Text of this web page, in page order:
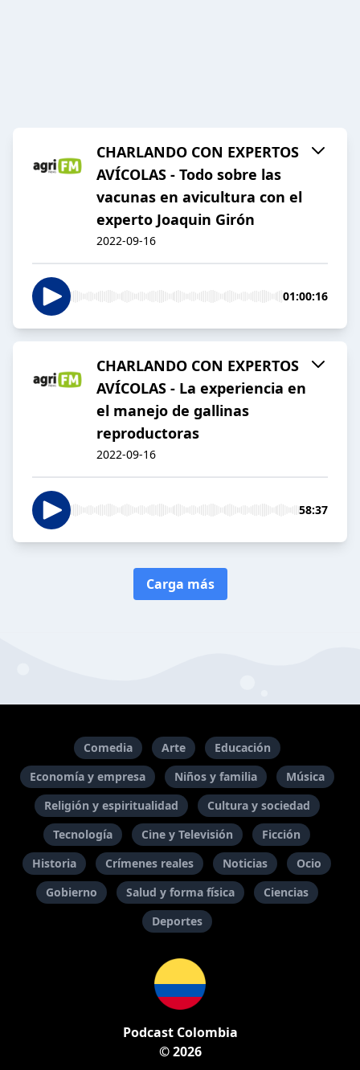
CHARLANDO CON EXPERTOS
AVÍCOLAS - Todo sobre las
vacunas en avicultura con el
experto Joaquin Girón
2022-09-16
01:00:16
CHARLANDO CON EXPERTOS
AVÍCOLAS - La experiencia en
el manejo de gallinas
reproductoras
2022-09-16
58:37
Carga más
Comedia Arte
Educación
Economía y empresa
Niños y familia
Música
Religión y espiritualidad
Cultura y sociedad
Tecnología
Cine y Televisión
Ficción
Historia
Crímenes reales Noticias
Ocio
Gobierno
Salud y forma física
Ciencias
Deportes
Podcast Colombia
© 2026